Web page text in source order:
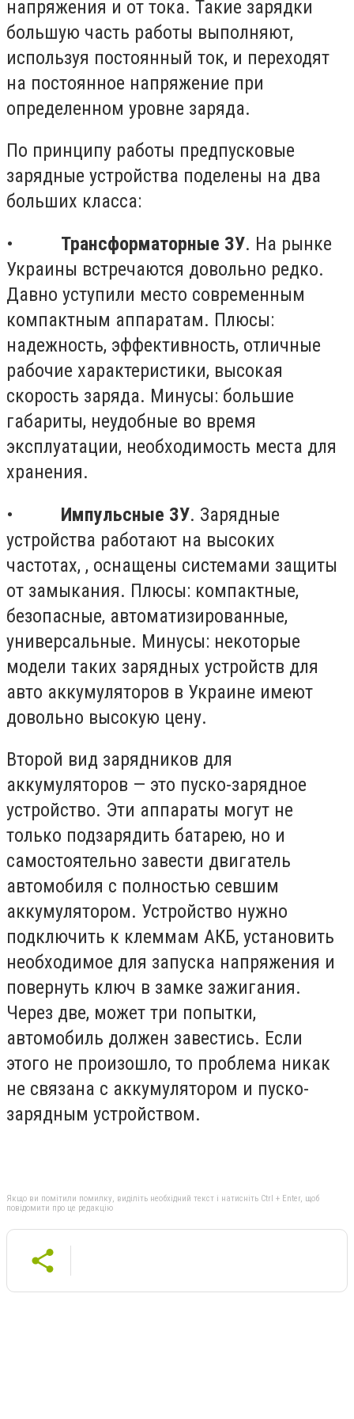
напряжения и от тока. Такие зарядки
большую часть работы выполняют,
используя постоянный ток, и переходят
на постоянное напряжение при
определенном уровне заряда.
По принципу работы предпусковые
зарядные устройства поделены на два
больших класса:
• Трансформаторные ЗУ. На рынке
Украины встречаются довольно редко.
Давно уступили место современным
компактным аппаратам. Плюсы:
надежность, эффективность, отличные
рабочие характеристики, высокая
скорость заряда. Минусы: большие
габариты, неудобные во время
эксплуатации, необходимость места для
хранения.
• Импульсные ЗУ. Зарядные
устройства работают на высоких
частотах, , оснащены системами защиты
от замыкания. Плюсы: компактные,
безопасные, автоматизированные,
универсальные. Минусы: некоторые
модели таких зарядных устройств для
авто аккумуляторов в Украине имеют
довольно высокую цену.
Второй вид зарядников для
аккумуляторов — это пуско-зарядное
устройство. Эти аппараты могут не
только подзарядить батарею, но и
самостоятельно завести двигатель
автомобиля с полностью севшим
аккумулятором. Устройство нужно
подключить к клеммам АКБ, установить
необходимое для запуска напряжения и
повернуть ключ в замке зажигания.
Через две, может три попытки,
автомобиль должен завестись. Если
этого не произошло, то проблема никак
не связана с аккумулятором и пуско-
зарядным устройством.
Якщо ви помітили помилку, виділіть необхідний текст і натисніть Ctrl + Enter, щоб
повідомити про це редакцію